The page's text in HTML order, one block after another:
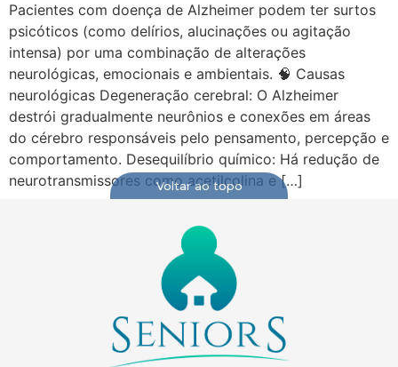
Pacientes com doença de Alzheimer podem ter surtos
psicóticos (como delírios, alucinações ou agitação
intensa) por uma combinação de alterações
neurológicas, emocionais e ambientais. 🧠 Causas
neurológicas Degeneração cerebral: O Alzheimer
destrói gradualmente neurônios e conexões em áreas
do cérebro responsáveis pelo pensamento, percepção e
comportamento. Desequilíbrio químico: Há redução de
neurotransmissores como acetilcolina e […]
Voltar ao topo